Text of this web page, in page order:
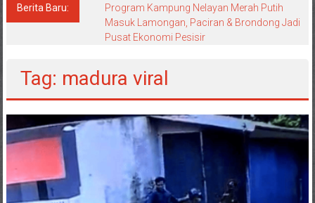
Berita Baru:
Program Kampung Nelayan Merah Putih
Masuk Lamongan, Paciran & Brondong Jadi
Pusat Ekonomi Pesisir
Tag: madura viral